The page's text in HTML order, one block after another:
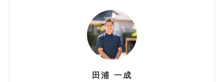
田浦 一成